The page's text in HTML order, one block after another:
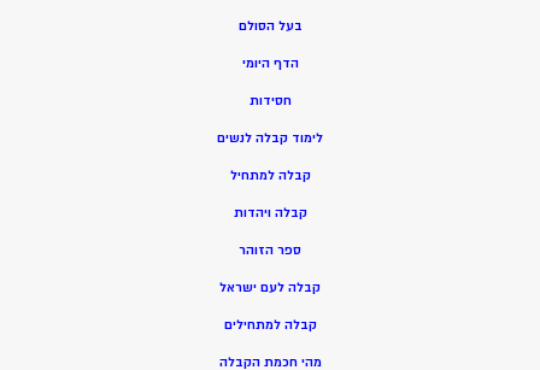
בעל הסולם
הדף היומי
חסידות
לימוד קבלה לנשים
קבלה למתחיל
קבלה ויהדות
ספר הזוהר
קבלה לעם ישראל
קבלה למתחילים
מהי חכמת הקבלה